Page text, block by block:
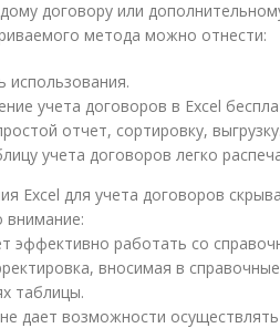
договору или
метода можно отнести:
использования.
учета договоров в Excel
отчет, сортировку, выгрузку.
учета договоров легко
Excel для учета договоров
внимание:
эффективно работать со
вносимая в
таблицы.
дает возможности